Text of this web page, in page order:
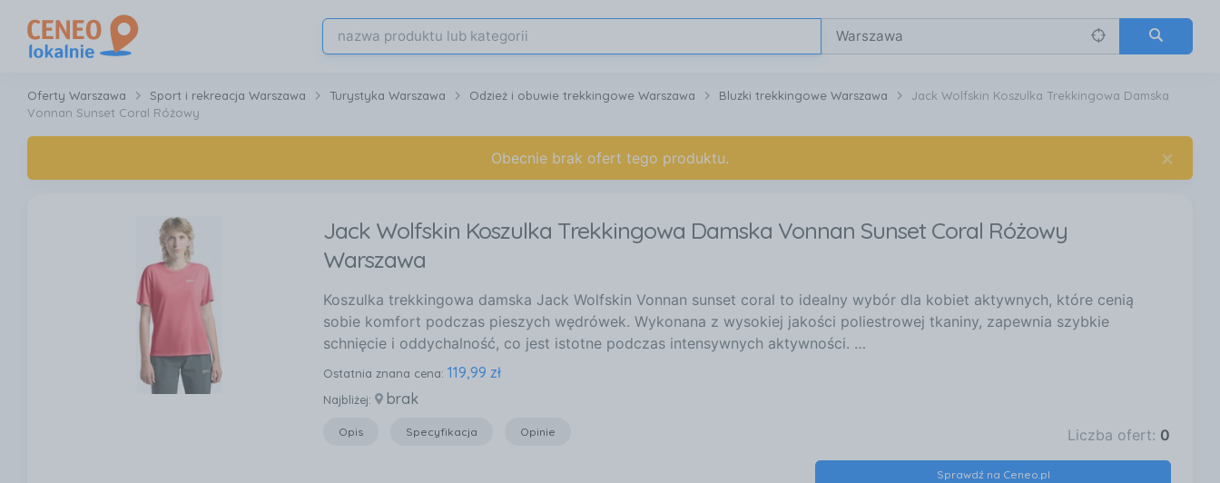
Oferty Warszawa Sport i rekreacja Warszawa Turystyka Warszawa Odzież i obuwie trekkingowe Warszawa Bluzki trekkingowe Warszawa
Jack Wolfskin Koszulka Trekkingowa Damska
Vonnan Sunset Coral Różowy
Obecnie brak ofert tego produktu. ×
Jack Wolfskin Koszulka Trekkingowa Damska Vonnan Sunset Coral Różowy
Warszawa
Koszulka trekkingowa damska Jack Wolfskin Vonnan sunset coral to idealny wybór dla kobiet aktywnych, które cenią
sobie komfort podczas pieszych wędrówek. Wykonana z wysokiej jakości poliestrowej tkaniny, zapewnia szybkie
schnięcie i oddychalność, co jest istotne podczas intensywnych aktywności. …
Ostatnia znana cena: 119,99 zł
Najbliżej: brak
Opis Specyfikacja Opinie Liczba ofert: 0
Sprawdź na Ceneo.pl